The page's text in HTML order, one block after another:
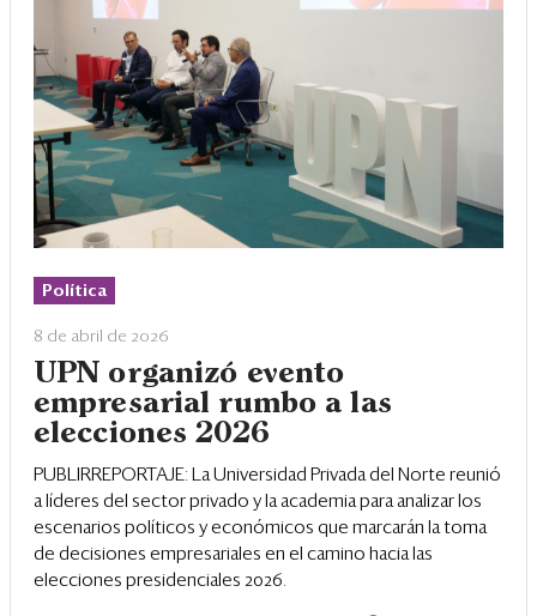
Política
8 de abril de 2026
UPN organizó evento
empresarial rumbo a las
elecciones 2026
PUBLIRREPORTAJE: La Universidad Privada del Norte reunió
a líderes del sector privado y la academia para analizar los
escenarios políticos y económicos que marcarán la toma
de decisiones empresariales en el camino hacia las
elecciones presidenciales 2026.